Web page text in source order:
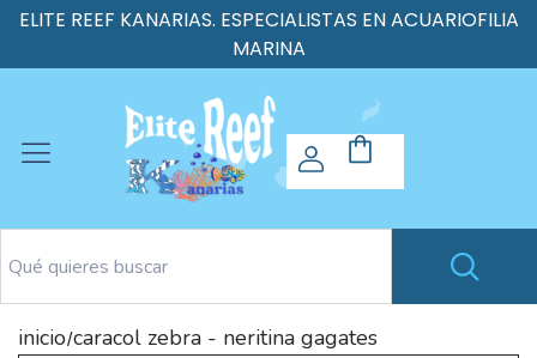
ELITE REEF KANARIAS. ESPECIALISTAS EN ACUARIOFILIA
MARINA
inicio/caracol zebra - neritina gagates